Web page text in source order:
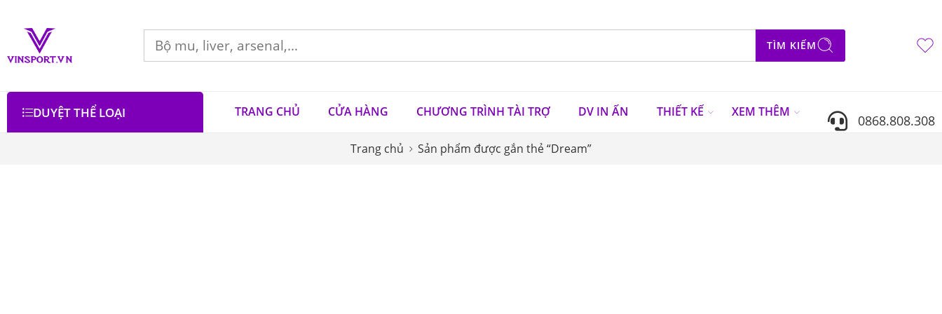
TÌM KIẾM
DUYỆT THỂ LOẠI TRANG CHỦ CỬA HÀNG CHƯƠNG TRÌNH TÀI TRỢ DV IN ẤN THIẾT KẾ XEM THÊM 0868.808.308
Trang chủ Sản phẩm được gắn thẻ “Dream”